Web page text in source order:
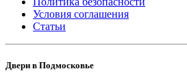
Условия соглашения
Статьи
Двери в Подмосковье